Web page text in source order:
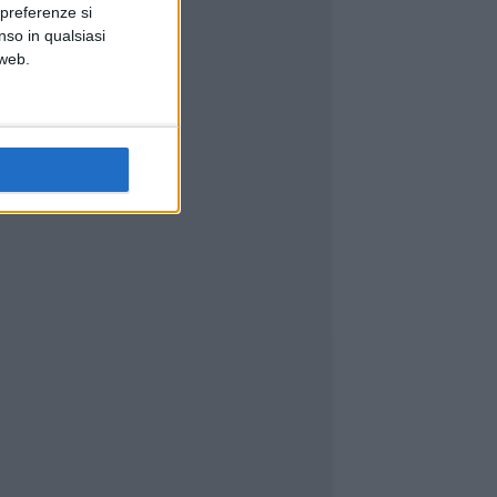
si
in qualsiasi